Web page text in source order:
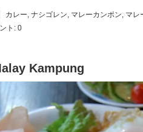
カレー, ナシゴレン, マレーカンポン, マレ
ト: 0
Kampung